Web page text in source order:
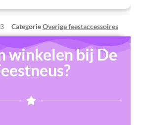
CategorieOverige feestaccessoires
winkelen bij De